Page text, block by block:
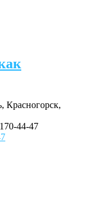
Красногорск,
44-47